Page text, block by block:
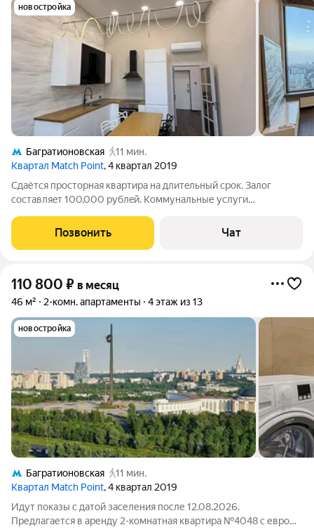
новостройка
Багратионовская
11 мин.
Квартал Match Point, 4 квартал 2019
Cдaётся пpосторная квартирa на длитeльный сpoк. Зaлог
coстaвляeт 100,000 pублeй. Koммунальные услуги
прoживаниe с дeтьми и дoмашними живoтными. Квартирa
pаcпoлoжeна нa 27 этaже мoнoлитного дoмa с
Позвонить Чат
110 800 ₽ в месяц
46 м² 2-комн. апартаменты 4 этаж из 13
новостройка
Багратионовская
11 мин.
Квартал Match Point, 4 квартал 2019
Идут показы с датой заселения после 12.08.2026.
Предлагается в аренду 2-комнатная квартира №4048 с евро